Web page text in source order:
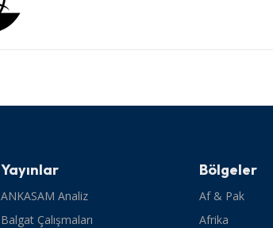
Yayınlar
ANKASAM Analiz
Balgat Çalışmaları
Bölgeler
Af & Pak
Afrika